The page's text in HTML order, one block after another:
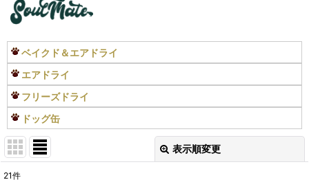
ベイクド＆エアドライ
エアドライ
フリーズドライ
ドッグ缶
表示順変更
21件